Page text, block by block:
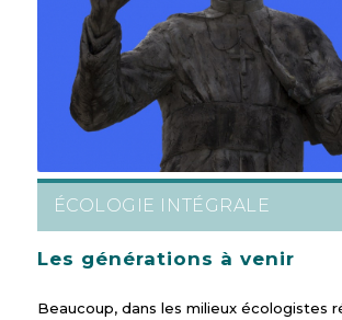
ÉCOLOGIE INTÉGRALE
Les générations à venir
Beaucoup, dans les milieux écologistes